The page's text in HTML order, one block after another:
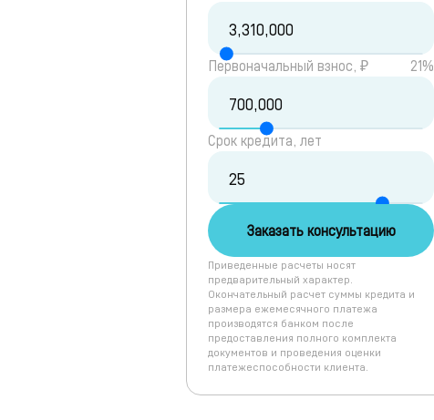
Первоначальный взнос, ₽ 21%
Срок кредита, лет
Заказать консультацию
Приведенные расчеты носят
предварительный характер.
Окончательный расчет суммы кредита и
размера ежемесячного платежа
производятся банком после
предоставления полного комплекта
документов и проведения оценки
платежеспособности клиента.